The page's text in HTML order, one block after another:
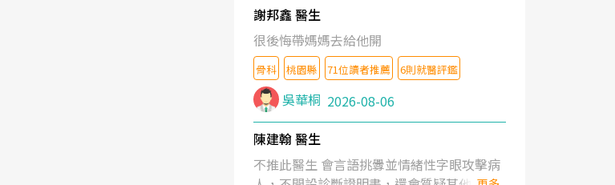
謝邦鑫 醫生
很後悔帶媽媽去給他開
骨科 桃園縣 71位讀者推薦 6則就醫評鑑
吳華桐 2026-08-06
陳建翰 醫生
不推此醫生 會言語挑釁並情緒性字眼攻擊病